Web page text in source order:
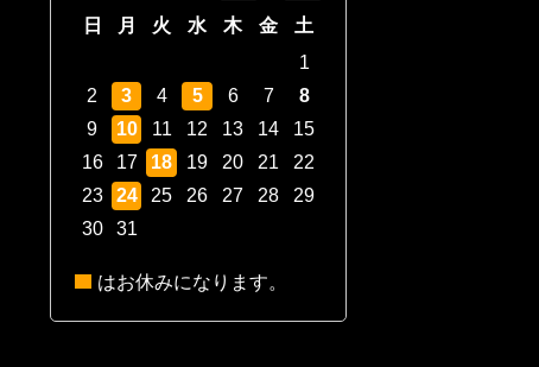
日 月 火 水 木 金
土
1
2
3 4 5 6 7
8
9
10 11 12 13 14
15
16
17 18 19 20 21
22
23
24 25 26 27 28
29
30
31
はお休みになります。